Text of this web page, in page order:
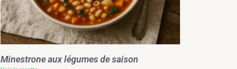
Minestrone aux légumes de saison